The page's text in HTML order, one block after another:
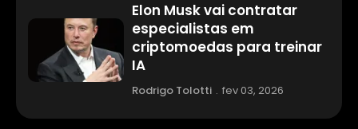
Elon Musk vai contratar
especialistas em
criptomoedas para treinar
IA
Rodrigo Tolotti . fev 03, 2026